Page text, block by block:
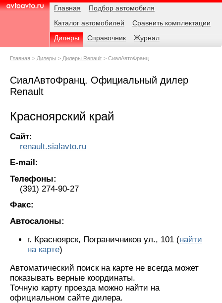
AvtoAvto.ru
Навигация Главная
Подбор автомобиля
Каталог автомобилей
Сравнить комплектации
Дилеры
Справочник Журнал
Родительские
Главная Дилеры Дилеры Renault СиалАвтоФранц
СиалАвтоФранц. Официальный дилер
Renault
Красноярский край
Сайт:
renault.sialavto.ru
E-mail:
Телефоны:
(391) 274-90-27
Факс:
Автосалоны:
г. Красноярск, Пограничников ул., 101 (найти
на карте)
Автоматический поиск на карте не всегда может
показывать верные координаты.
Точную карту проезда можно найти на
официальном сайте дилера.